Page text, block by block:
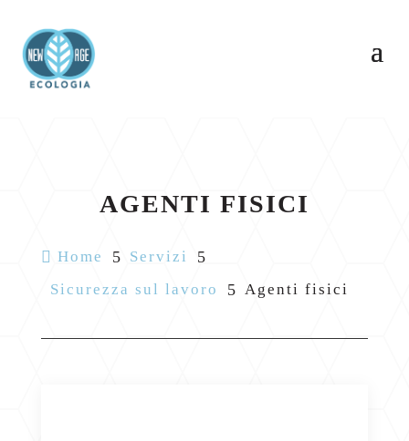
AGENTI FISICI
 Home 5 Servizi 5
Sicurezza sul lavoro 5 Agenti fisici